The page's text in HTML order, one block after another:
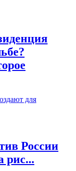
России
рис...